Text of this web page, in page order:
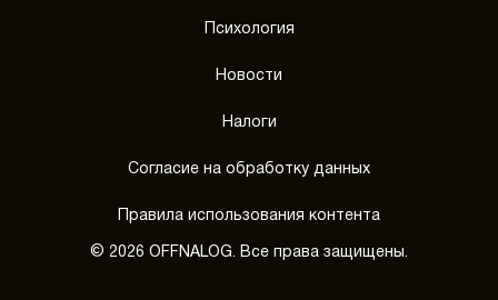
Психология
Новости
Налоги
Согласие на обработку данных
Правила использования контента
© 2026 OFFNALOG. Все права защищены.